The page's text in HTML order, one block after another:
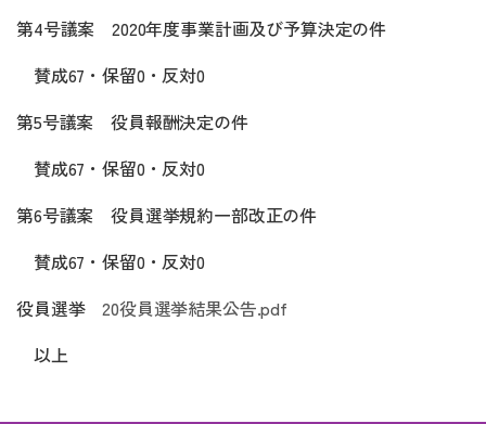
第4号議案 2020年度事業計画及び予算決定の件
賛成67・保留0・反対0
第5号議案 役員報酬決定の件
賛成67・保留0・反対0
第6号議案 役員選挙規約一部改正の件
賛成67・保留0・反対0
役員選挙20役員選挙結果公告.pdf
以上